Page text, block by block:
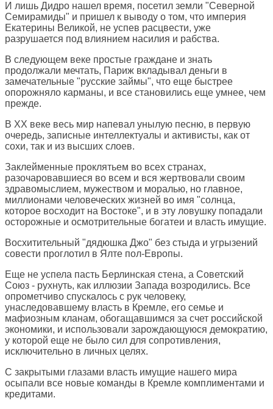
И лишь Дидро нашел время, посетил земли "Северной
Семирамиды" и пришел к выводу о том, что империя
Екатерины Великой, не успев расцвести, уже
разрушается под влиянием насилия и рабства.
В следующем веке простые граждане и знать
продолжали мечтать, Париж вкладывал деньги в
замечательные "русские займы", что еще быстрее
опорожняло карманы, и все становились еще умнее, чем
прежде.
В ХХ веке весь мир напевал унылую песню, в первую
очередь, записные интеллектуалы и активисты, как от
сохи, так и из высших слоев.
Заклейменные проклятьем во всех странах,
разочаровавшиеся во всем и вся жертвовали своим
здравомыслием, мужеством и моралью, но главное,
миллионами человеческих жизней во имя "солнца,
которое восходит на Востоке", и в эту ловушку попадали
осторожные и осмотрительные богатеи и власть имущие.
Восхитительный "дядюшка Джо" без стыда и угрызений
совести проглотил в Ялте пол-Европы.
Еще не успела пасть Берлинская стена, а Советский
Союз - рухнуть, как иллюзии Запада возродились. Все
опрометчиво спускалось с рук человеку,
унаследовавшему власть в Кремле, его семье и
мафиозным кланам, обогащавшимся за счет российской
экономики, и использовали зарождающуюся демократию,
у которой еще не было сил для сопротивления,
исключительно в личных целях.
С закрытыми глазами власть имущие нашего мира
осыпали все новые команды в Кремле комплиментами и
кредитами.